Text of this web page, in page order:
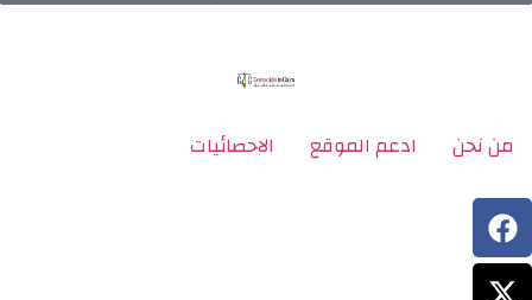
من نحن ادعم الموقع الاحصائيات